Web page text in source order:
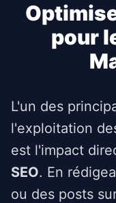
pour
L'un des
l'exploitation
est l'impact
SEO. En
ou des posts